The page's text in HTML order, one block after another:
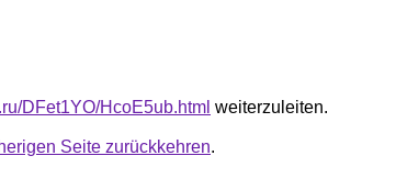
DFet1YO/HcoE5ub.html weiterzuleiten.
Seite zurückkehren.